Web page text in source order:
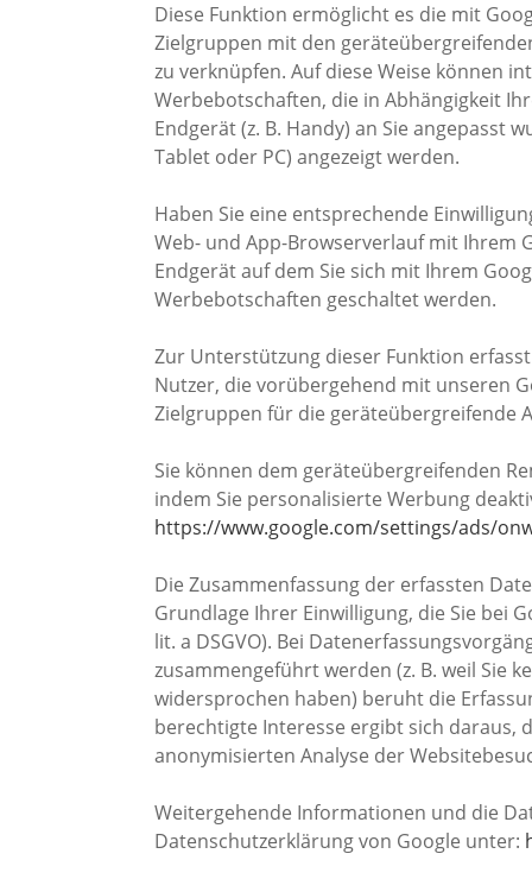
Diese Funktion ermöglicht es die mit
Zielgruppen mit den
zu verknüpfen. Auf diese Weise können
Werbebotschaften, die in Abhängigkeit
Endgerät (z. B. Handy) an Sie angepasst
Tablet oder PC) angezeigt werden.
Haben Sie eine entsprechende
Web- und App-Browserverlauf mit Ihrem
Endgerät auf dem Sie sich mit Ihrem
Werbebotschaften geschaltet werden.
Zur Unterstützung dieser Funktion
Nutzer, die vorübergehend mit unseren
Zielgruppen für die geräteübergreifende
Sie können dem geräteübergreifenden
indem Sie personalisierte Werbung
https://www.google.com/settings/ads/
Die Zusammenfassung der erfassten
Grundlage Ihrer Einwilligung, die Sie bei
lit. a DSGVO). Bei
zusammengeführt werden (z. B. weil Sie
widersprochen haben) beruht die
berechtigte Interesse ergibt sich daraus,
anonymisierten Analyse der
Weitergehende Informationen und die
Datenschutzerklärung von Google unter: